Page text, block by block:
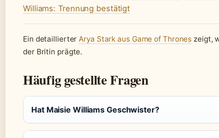
Williams: Trennung bestätigt
Ein detaillierter Arya Stark aus Game of Thrones zeigt,
der Britin prägte.
Häufig gestellte Fragen
Hat Maisie Williams Geschwister?